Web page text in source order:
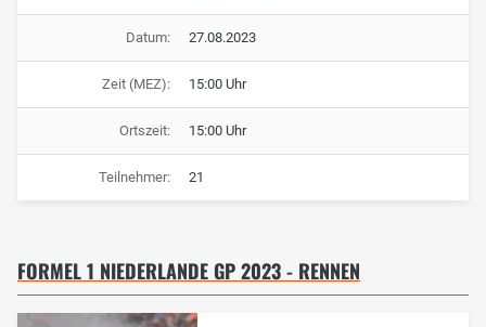
Datum: 27.08.2023
Zeit (MEZ): 15:00 Uhr
Ortszeit: 15:00 Uhr
Teilnehmer: 21
FORMEL 1 NIEDERLANDE GP 2023 - RENNEN